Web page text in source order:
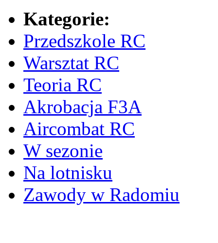
Kategorie:
Przedszkole RC
Warsztat RC
Teoria RC
Akrobacja F3A
Aircombat RC
W sezonie
Na lotnisku
Zawody w Radomiu